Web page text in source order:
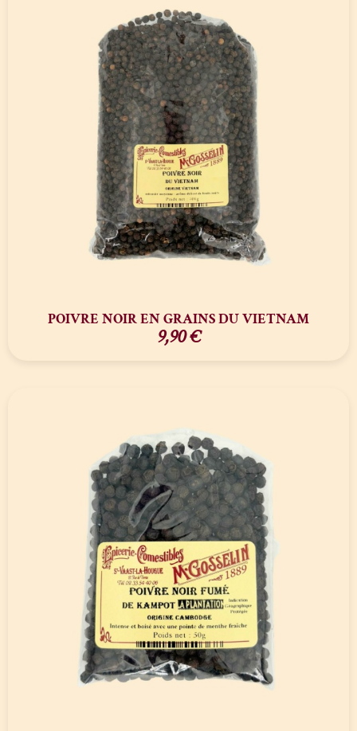
POIVRE NOIR EN GRAINS DU VIETNAM
9,90€